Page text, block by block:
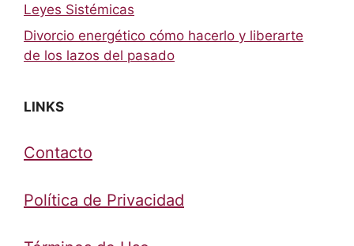
Leyes Sistémicas
Divorcio energético cómo hacerlo y liberarte
de los lazos del pasado
LINKS
Contacto
Política de Privacidad